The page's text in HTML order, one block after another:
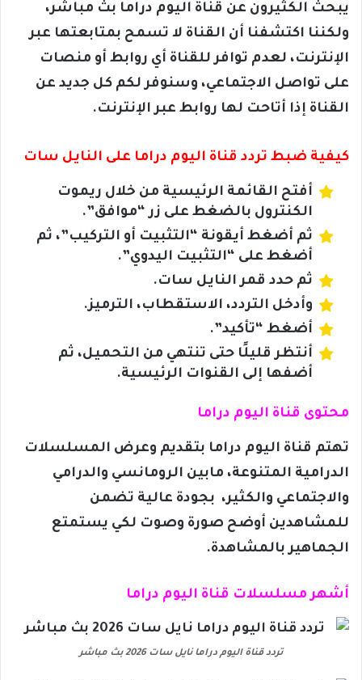
يبحث الكثيرون عن قناة اليوم دراما بث مباشر،
ولكننا اكتشفنا أن القناة لا تسمح بمتابعتها عبر
الإنترنت، لعدم توافر للقناة أي روابط أو منصات
على تواصل الاجتماعي، وسنوفر لكم كل جديد عن
القناة إذا أتاحت لها روابط عبر الإنترنت.
كيفية ضبط تردد قناة اليوم دراما على النايل سات
أفتح القائمة الرئيسية من خلال ريموت
الكنترول بالضغط على زر “موافق”.
ثم أضغط أيقونة “التثبيت أو التركيب”، ثم
أضغط على “التثبيت اليدوي”.
ثم حدد قمر النايل سات.
وأدخل التردد، الاستقطاب، الترميز.
أضغط “تأكيد”.
أنتظر قليلًا حتى تنتهي من التحميل، ثم
أضفها إلى القنوات الرئيسية.
محتوى قناة اليوم دراما
تهتم قناة اليوم دراما بتقديم وعرض المسلسلات
الدرامية المتنوعة، مابين الرومانسي والدرامي
والاجتماعي والكثير، بجودة عالية تضمن
للمشاهدين أوضح صورة وصوت لكي يستمتع
الجماهير بالمشاهدة.
أشهر مسلسلات قناة اليوم دراما
تردد قناة اليوم دراما نايل سات 2026 بث مباشر